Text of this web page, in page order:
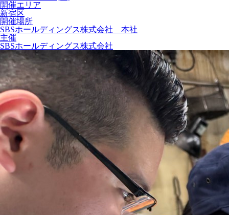
開催エリア
新宿区
開催場所
SBSホールディングス株式会社 本社
主催
SBSホールディングス株式会社